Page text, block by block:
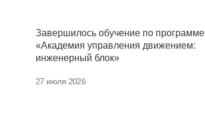
Завершилось обучение по программе
«Академия управления движением:
инженерный блок»
27 июля 2026